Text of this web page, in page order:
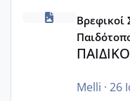
ΠΑΙΔΙΚΟΙ ΣΤΑΘΜΟΙ ΜΕ
Βρεφικοί
Melli · 26